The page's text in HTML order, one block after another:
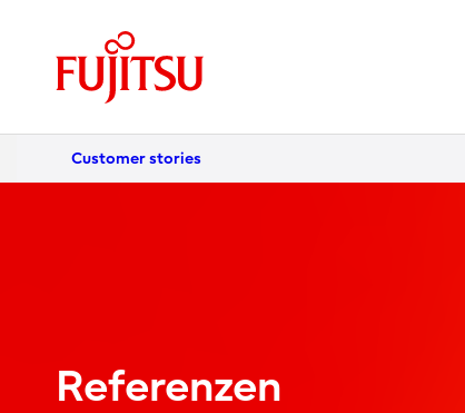
Customer stories
Referenzen